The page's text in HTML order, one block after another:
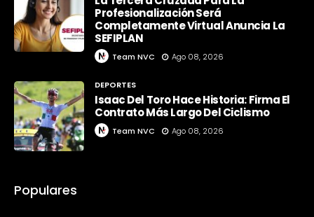
Profesionalización Será
Completamente Virtual Anuncia La
SEFIPLAN
Team NVC Ago 08, 2026
DEPORTES
Isaac Del Toro Hace Historia: Firma El
Contrato Más Largo Del Ciclismo
Team NVC Ago 08, 2026
Populares